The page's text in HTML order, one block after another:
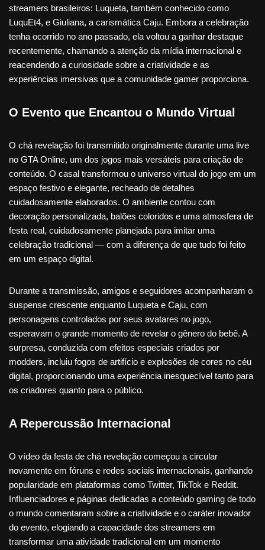
streamers brasileiros: Luqueta, também conhecido como
LuquEt4, e Giuliana, a carismática Caju. Embora a celebração
tenha ocorrido no ano passado, ela voltou a ganhar destaque
recentemente, chamando a atenção da mídia internacional e
reacendendo a curiosidade sobre a criatividade e as
experiências imersivas que a comunidade gamer proporciona.
O Evento que Encantou o Mundo Virtual
O chá revelação foi transmitido originalmente durante uma live
no GTA Online, um dos jogos mais versáteis para criação de
conteúdo. O casal transformou o universo virtual do jogo em um
espaço festivo e elegante, recheado de detalhes
cuidadosamente elaborados. O ambiente contou com
decoração personalizada, balões coloridos e uma atmosfera de
festa real, cuidadosamente planejada para imitar uma
celebração tradicional — com a diferença de que tudo foi feito
em um espaço digital.
Durante a transmissão, amigos e seguidores acompanharam o
suspense crescente enquanto Luqueta e Caju, com
personagens controlados por seus avatares no jogo,
esperavam o grande momento de revelar o gênero do bebê. A
surpresa, conduzida com efeitos especiais criados por
modders, incluiu fogos de artifício e explosões de cores no céu
digital, proporcionando uma experiência inesquecível tanto para
os criadores quanto para o público.
A Repercussão Internacional
O vídeo da festa de chá revelação começou a circular
novamente em fóruns e redes sociais internacionais, ganhando
popularidade em plataformas como Twitter, TikTok e Reddit.
Influenciadores e páginas dedicadas a conteúdo gaming de todo
o mundo comentaram sobre a criatividade e o caráter inovador
do evento, elogiando a capacidade dos streamers em
transformar uma atividade tradicional em um momento